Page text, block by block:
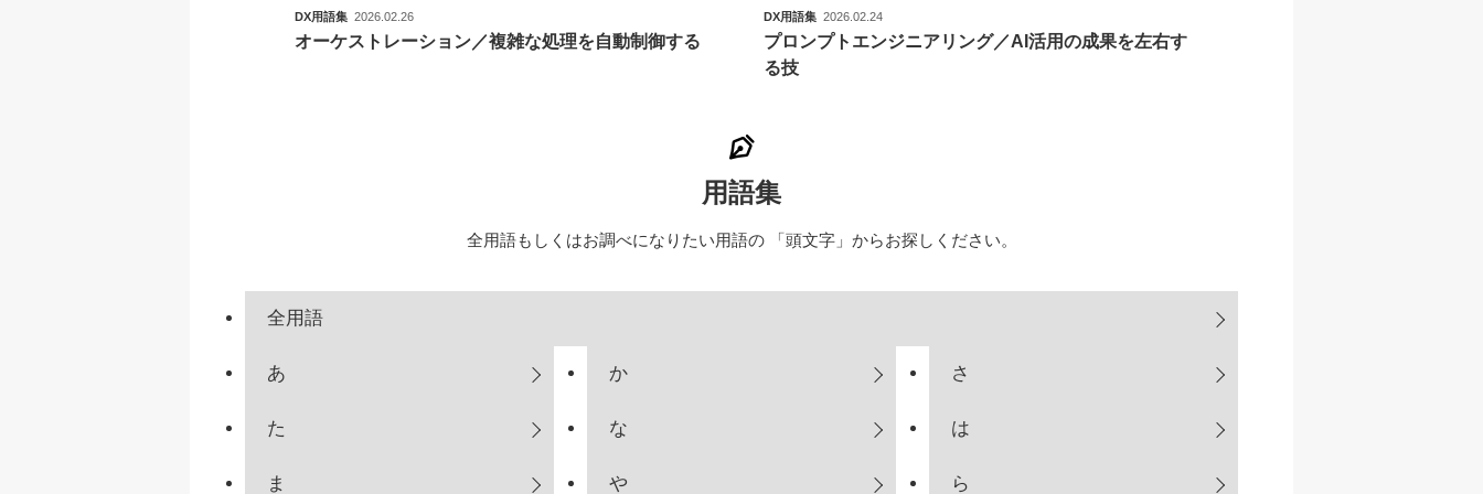
DX用語集 2026.02.26
オーケストレーション／複雑な処理を自動制御する
DX用語集 2026.02.24
プロンプトエンジニアリング／AI活用の成果を左右す
る技
用語集
全用語もしくはお調べになりたい用語の 「頭文字」からお探しください。
全用語
あ か さ
た な は
ま や ら